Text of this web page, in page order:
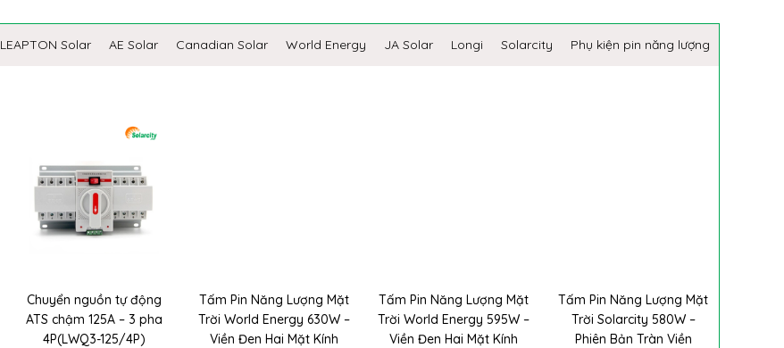
LEAPTON Solar AE Solar Canadian Solar World Energy JA Solar Longi Solarcity Phụ kiện pin năng lượng
Chuyển nguồn tự động
ATS chậm 125A – 3 pha
4P(LWQ3-125/4P)
Tấm Pin Năng Lượng Mặt
Trời World Energy 630W –
Viền Đen Hai Mặt Kính
Tấm Pin Năng Lượng Mặt
Trời World Energy 595W –
Viền Đen Hai Mặt Kính
Tấm Pin Năng Lượng Mặt
Trời Solarcity 580W –
Phiên Bản Tràn Viền